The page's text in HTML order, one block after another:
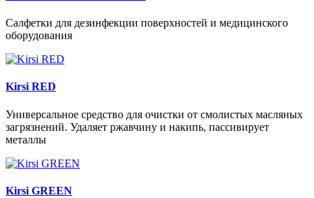
Салфетки для дезинфекции поверхностей и медицинского
оборудования
Kirsi RED
Универсальное средство для очистки от смолистых масляных
загрязнений. Удаляет ржавчину и накипь, пассивирует
металлы
Kirsi GREEN